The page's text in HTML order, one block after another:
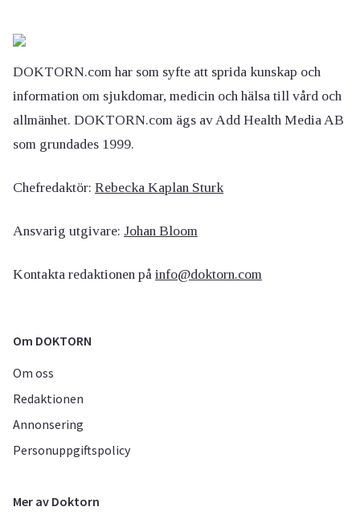
DOKTORN.com har som syfte att sprida kunskap och
information om sjukdomar, medicin och hälsa till vård och
allmänhet. DOKTORN.com ägs av Add Health Media AB
som grundades 1999.
Chefredaktör: Rebecka Kaplan Sturk
Ansvarig utgivare: Johan Bloom
Kontakta redaktionen på info@doktorn.com
Om DOKTORN
Om oss
Redaktionen
Annonsering
Personuppgiftspolicy
Mer av Doktorn